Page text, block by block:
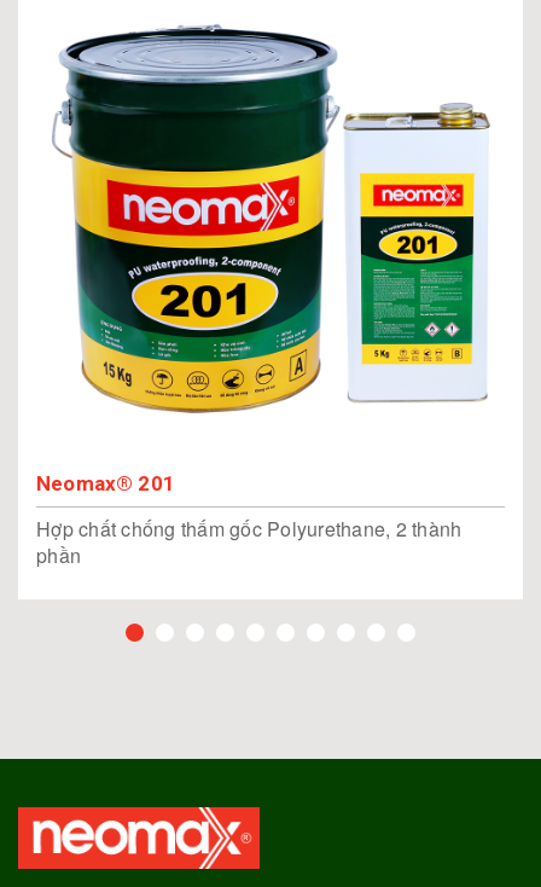
Neomax® 201
Hợp chất chống thấm gốc Polyurethane, 2 thành
phần